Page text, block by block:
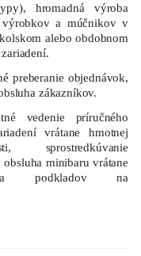
hromadná výroba
výrobkov a múčnikov v
alebo obdobnom
preberanie objednávok,
zákazníkov.
vedenie príručného
vrátane hmotnej
sprostredkúvanie
obsluha minibaru vrátane
podkladov na